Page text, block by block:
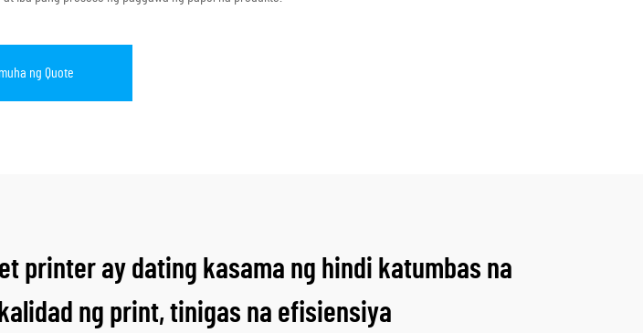
ng Quote
printer ay dating kasama ng hindi katumbas na
ng print, tinigas na efisiensiya